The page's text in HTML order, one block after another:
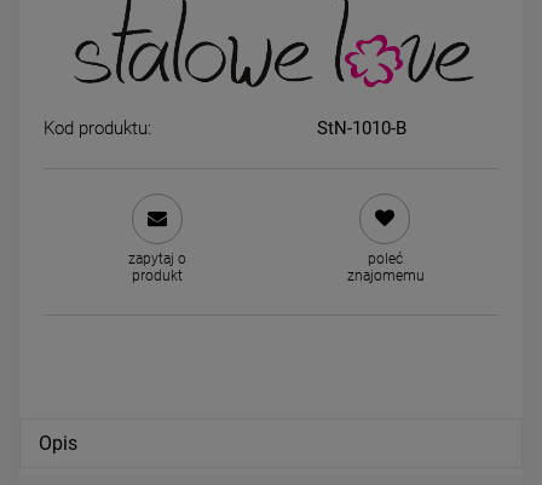
STAL CHIRURGICZNA
59,00 zł
DO KOSZYKA
Naszyjnik STAL
medalion ZIEMIA
49,00 zł
DO KOSZYKA
Kod produktu: StN-1010-B
zapytaj o
produkt
poleć
znajomemu
Opis